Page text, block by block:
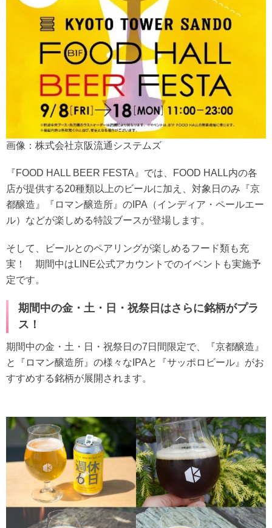
画像：株式会社京阪流通システムズ
『FOOD HALL BEER FESTA』では、FOOD HALL内の各
店が提供する20種類以上のビールに加え、対象日のみ『京
都醸造』『ロマン醸造所』のIPA（インディア・ペールエー
ル）などが楽しめる特設ブースが登場します。
そして、ビールとのペアリングが楽しめるフード類も充
実！ 期間中はLINE公式アカウントでのイベントも実施予
定です。
期間中の金・土・日・祝祭日はさらに銘柄がプラ
ス！
期間中の金・土・日・祝祭日の7日間限定で、『京都醸造』
と『ロマン醸造所』の様々なIPAと『サッポロビール』がお
すすめする銘柄が展開されます。